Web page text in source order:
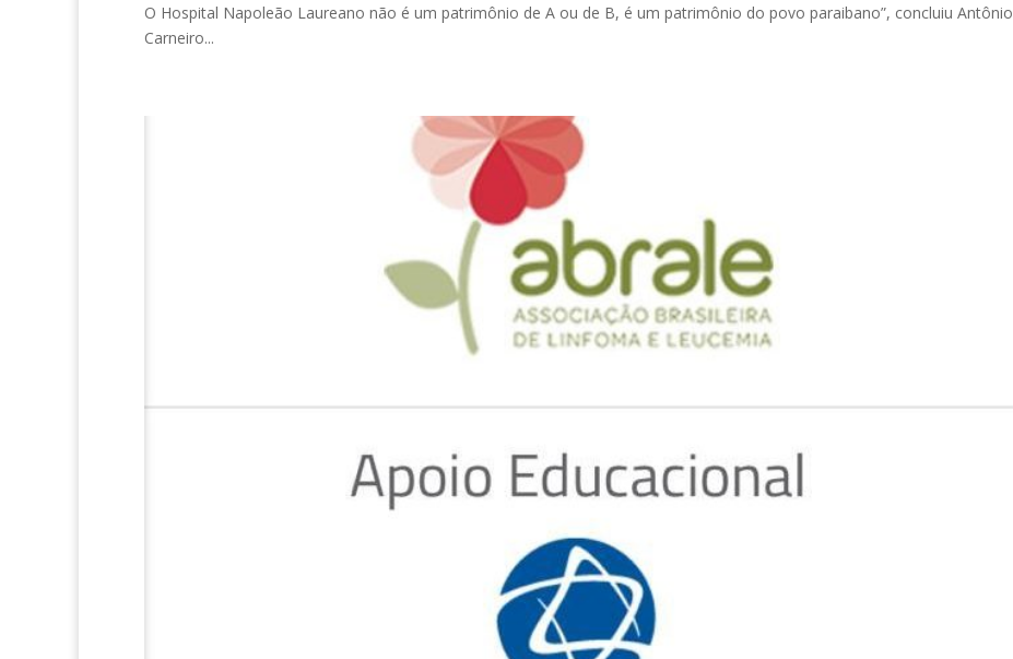
O Hospital Napoleão Laureano não é um patrimônio de A ou de B, é um patrimônio do povo paraibano”, concluiu Antônio
Carneiro...